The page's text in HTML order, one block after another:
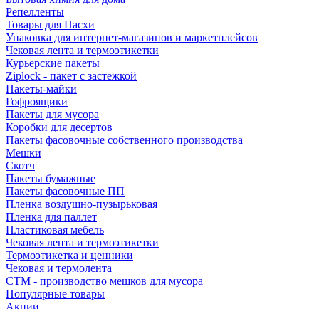
Репелленты
Товары для Пасхи
Упаковка для интернет-магазинов и маркетплейсов
Чековая лента и термоэтикетки
Курьерские пакеты
Ziplock - пакет с застежкой
Пакеты-майки
Гофроящики
Пакеты для мусора
Коробки для десертов
Пакеты фасовочные собственного производства
Мешки
Скотч
Пакеты бумажные
Пакеты фасовочные ПП
Пленка воздушно-пузырьковая
Пленка для паллет
Пластиковая мебель
Чековая лента и термоэтикетки
Термоэтикетка и ценники
Чековая и термолента
СТМ - производство мешков для мусора
Популярные товары
Акции